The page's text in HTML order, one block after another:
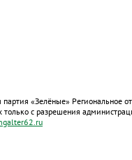
партия «Зелёные» Региональное
с разрешения